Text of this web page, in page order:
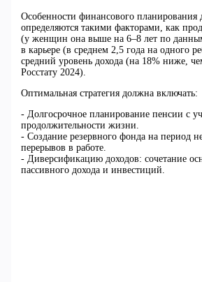
Особенности финансового
определяются такими факторами, как
(у женщин она выше на 6–8 лет по
в карьере (в среднем 2,5 года на одного
средний уровень дохода (на 18% ниже,
Росстату 2024).
Оптимальная стратегия должна включать:
- Долгосрочное планирование пенсии с
продолжительности жизни.
- Создание резервного фонда на период
перерывов в работе.
- Диверсификацию доходов: сочетание
пассивного дохода и инвестиций.